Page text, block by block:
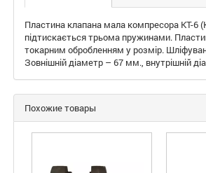
Пластина клапана мала компресора КТ-6
підтискається трьома пружинами.
токарним обробленням у розмір.
Зовнішній діаметр – 67 мм., внутрішній
Похожие товары